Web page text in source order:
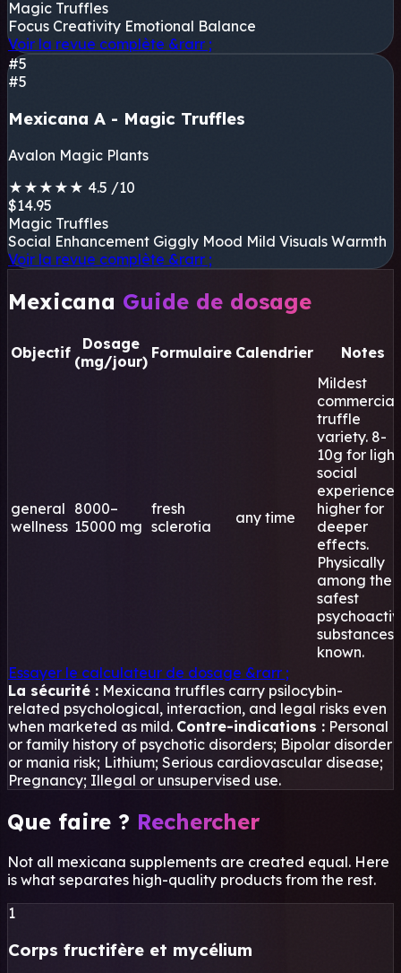
Magic Truffles
Focus Creativity Emotional Balance
Voir la revue complète &rarr ;
#5
#5
Mexicana A - Magic Truffles
Avalon Magic Plants
★ ★ ★ ★ ★ 4.5 /10
$14.95
Magic Truffles
Social Enhancement Giggly Mood Mild Visuals Warmth
Voir la revue complète &rarr ;
Mexicana Guide de dosage
Objectif
Dosage
(mg/jour) Formulaire Calendrier Notes
general
wellness
8000–
15000 mg
fresh
sclerotia
any time
Mildest
commercial
truffle
variety. 8-
10g for light
social
experience,
higher for
deeper
effects.
Physically
among the
safest
substances
known.
Essayer le calculateur de dosage &rarr ;
La sécurité : Mexicana truffles carry psilocybin-
related psychological, interaction, and legal risks even
when marketed as mild. Contre-indications : Personal
or family history of psychotic disorders; Bipolar disorder
or mania risk; Lithium; Serious cardiovascular disease;
Pregnancy; Illegal or unsupervised use.
Que faire ? Rechercher
Not all mexicana supplements are created equal. Here
is what separates high-quality products from the rest.
1
Corps fructifère et mycélium